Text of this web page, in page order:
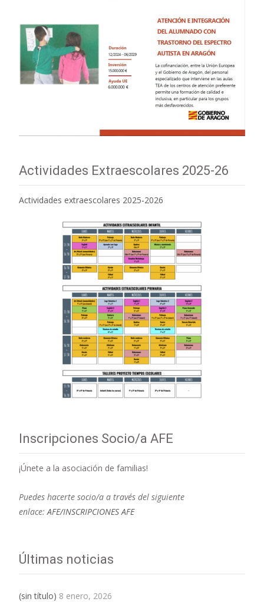
Actividades Extraescolares 2025-26
Actividades extraescolares 2025-2026
Inscripciones Socio/a AFE
¡Únete a la asociación de familias!
Puedes hacerte socio/a a través del siguiente
enlace: AFE/INSCRIPCIONES AFE
Últimas noticias
(sin título) 8 enero, 2026